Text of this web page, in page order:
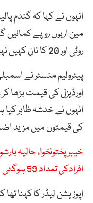
انہوں نے کہا کہ گندم
روٹی اور 20 کا نان کہیں نہیں مل رہا۔
پیٹرولیم منسٹر نے
اورڈیزل کی قیمت بڑھا
انہوں نے خدشہ ظاہر کیا
کی قیمتوں میں مزید
خیبرپختونخوا، حالیہ
افرادکی تعداد 59 ہوگئی
اپوزیشن لیڈر کا کہنا